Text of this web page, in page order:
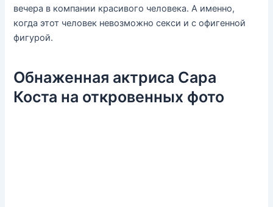
вечера в компании красивого человека. А именно,
когда этот человек невозможно секси и с офигенной
фигурой.
Обнаженная актриса Сара
Коста на откровенных фото